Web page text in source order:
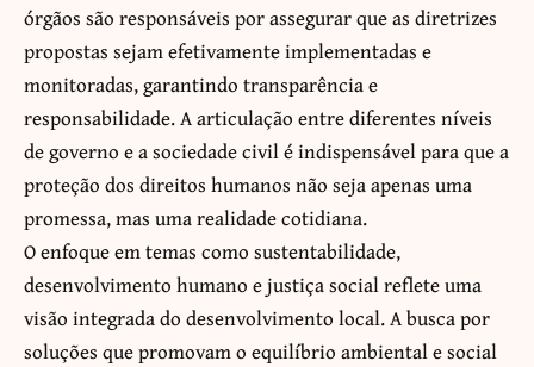
órgãos são responsáveis por assegurar que as diretrizes
propostas sejam efetivamente implementadas e
monitoradas, garantindo transparência e
responsabilidade. A articulação entre diferentes níveis
de governo e a sociedade civil é indispensável para que a
proteção dos direitos humanos não seja apenas uma
promessa, mas uma realidade cotidiana.
O enfoque em temas como sustentabilidade,
desenvolvimento humano e justiça social reflete uma
visão integrada do desenvolvimento local. A busca por
soluções que promovam o equilíbrio ambiental e social